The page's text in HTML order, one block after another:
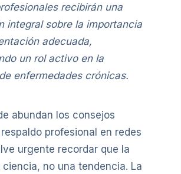
recibirán una
integral sobre la importancia
adecuada,
un rol activo en la
enfermedades crónicas.
abundan los consejos
profesional en redes
urgente recordar que la
no una tendencia. La